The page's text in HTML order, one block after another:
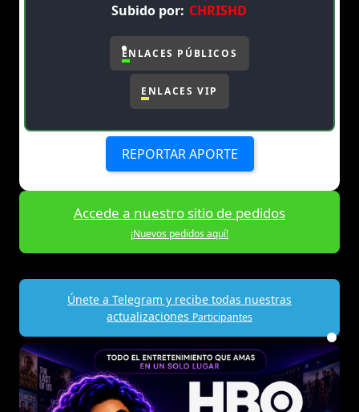
Subido por: CHRISHD
ENLACES PÚBLICOS
ENLACES VIP
REPORTAR APORTE
Accede a nuestro sitio de pedidos
¡Nuevos pedidos aquí!
Únete a Telegram y recibe todas nuestras
actualizaciones Participantes